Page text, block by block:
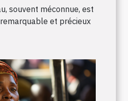
souvent méconnue, est
et précieux